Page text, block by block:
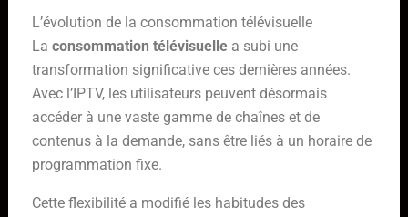
L’évolution de la consommation télévisuelle
La consommation télévisuellea subi une
transformation significative ces dernières années.
Avec l’IPTV, les utilisateurs peuvent désormais
accéder à une vaste gamme de chaînes et de
contenus à la demande, sans être liés à un horaire de
programmation fixe.
Cette flexibilité a modifié les habitudes des